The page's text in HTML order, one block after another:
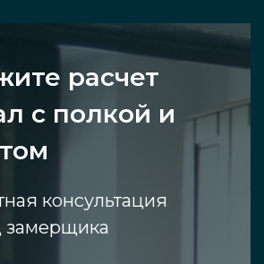
расчет
с полкой и
консультация
замерщика